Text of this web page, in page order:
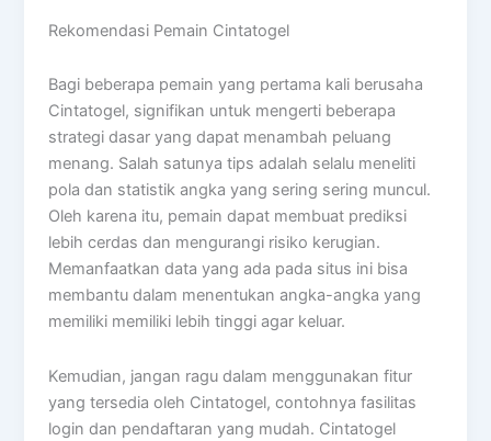
Rekomendasi Pemain Cintatogel
Bagi beberapa pemain yang pertama kali berusaha
Cintatogel, signifikan untuk mengerti beberapa
strategi dasar yang dapat menambah peluang
menang. Salah satunya tips adalah selalu meneliti
pola dan statistik angka yang sering sering muncul.
Oleh karena itu, pemain dapat membuat prediksi
lebih cerdas dan mengurangi risiko kerugian.
Memanfaatkan data yang ada pada situs ini bisa
membantu dalam menentukan angka-angka yang
memiliki memiliki lebih tinggi agar keluar.
Kemudian, jangan ragu dalam menggunakan fitur
yang tersedia oleh Cintatogel, contohnya fasilitas
login dan pendaftaran yang mudah. Cintatogel